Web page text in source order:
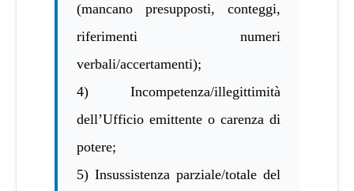
(mancano presupposti, conteggi,
riferimenti numeri
verbali/accertamenti);
4) Incompetenza/illegittimità
dell’Ufficio emittente o carenza di
potere;
5) Insussistenza parziale/totale del